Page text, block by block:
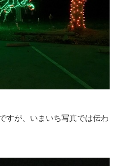
すが、いまいち写真では伝わ